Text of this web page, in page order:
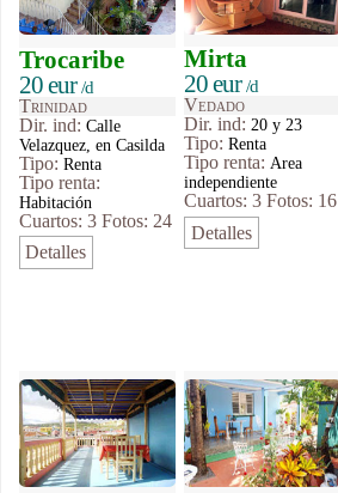
Trocaribe
20 eur/d
Trinidad
Dir. ind: Calle
Velazquez, en Casilda
Tipo: Renta
Tipo renta:
Habitación
Cuartos: 3 Fotos: 24
Detalles
Mirta
20 eur/d
Vedado
Dir. ind: 20 y 23
Tipo:Renta
Tipo renta: Area
independiente
Cuartos: 3 Fotos: 16
Detalles